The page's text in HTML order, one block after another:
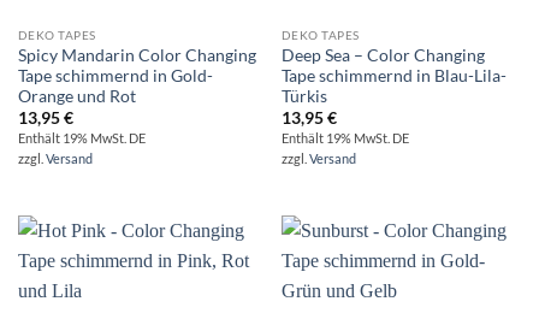
DEKO TAPES
Spicy Mandarin Color Changing
Tape schimmernd in Gold-
Orange und Rot
13,95€
Enthält 19% MwSt. DE
zzgl. Versand
DEKO TAPES
Deep Sea – Color Changing
Tape schimmernd in Blau-Lila-
Türkis
13,95€
Enthält 19% MwSt. DE
zzgl. Versand